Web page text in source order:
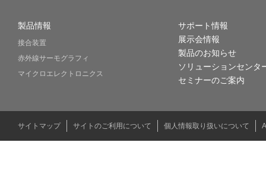
製品情報
接合装置
赤外線サーモグラフィ
マイクロエレクトロニクス
サポート情報
展示会情報
製品のお知らせ
ソリューションセンタ
セミナーのご案内
サイトマップ サイトのご利用について 個人情報取り扱いについて